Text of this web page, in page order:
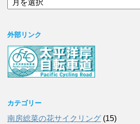
ー
ブ
外部リンク
カテゴリー
南房総菜の花サイクリング (15)